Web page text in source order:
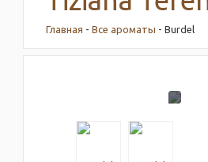
Главная - Все ароматы - Burdel